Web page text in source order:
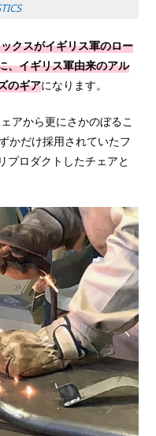
クスがイギリス軍のロー
、イギリス軍由来のアル
のギアになります。
アから更にさかのぼるこ
かだけ採用されていたフ
プロダクトしたチェアと